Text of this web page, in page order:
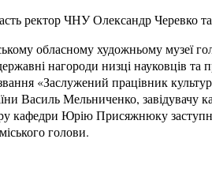
ректор ЧНУ Олександр Черевко та
обласному художньому музеї
нагороди низці науковців та
«Заслужений працівник
Василь Мельниченко, завідувачу
кафедри Юрію Присяжнюку
голови.